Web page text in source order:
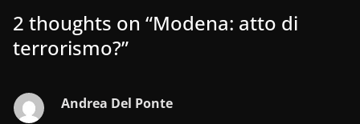
2 thoughts on “Modena: atto di
terrorismo?”
Andrea Del Ponte